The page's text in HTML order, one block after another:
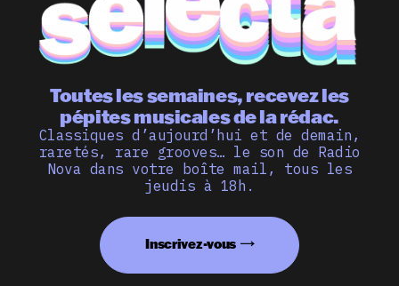
Toutes les semaines, recevez les
pépites musicales de la rédac.
Classiques d’aujourd’hui et de demain,
raretés, rare grooves… le son de Radio
Nova dans votre boîte mail, tous les
jeudis à 18h.
Inscrivez-vous